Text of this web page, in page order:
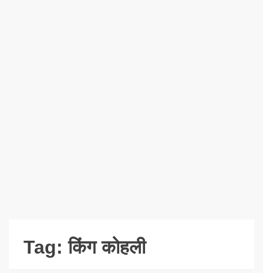
Tag:किंग कोहली